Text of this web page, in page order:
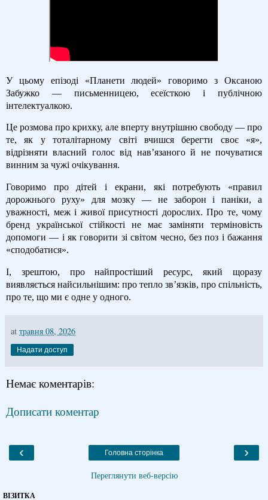
У цьому епізоді «Планети людей» говоримо з Оксаною
Забужко — письменницею, есеїсткою і публічною
інтелектуалкою.
Це розмова про крихку, але вперту внутрішню свободу — про
те, як у тоталітарному світі вчишся берегти своє «я»,
відрізняти власний голос від нав’язаного й не почуватися
винним за чужі очікування.
Говоримо про дітей і екрани, які потребують «правил
дорожнього руху» для мозку — не заборон і паніки, а
уважності, меж і живої присутності дорослих. Про те, чому
бренд української стійкості не має заміняти терміновість
допомоги — і як говорити зі світом чесно, без поз і бажання
«сподобатися».
І, зрештою, про найпростіший ресурс, який щоразу
виявляється найсильнішим: про тепло зв’язків, про спільність,
про те, що ми є одне у одного.
at травня 08, 2026
Надати доступ
Немає коментарів:
Дописати коментар
‹ ›
Головна сторінка
Переглянути веб-версію
ВІЗИТКА